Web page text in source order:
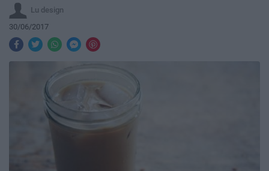
Lu design
30/06/2017